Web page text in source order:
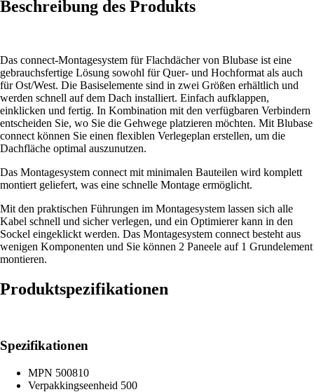
Beschreibung des Produkts
Das connect-Montagesystem für Flachdächer von Blubase ist eine
gebrauchsfertige Lösung sowohl für Quer- und Hochformat als auch
für Ost/West. Die Basiselemente sind in zwei Größen erhältlich und
werden schnell auf dem Dach installiert. Einfach aufklappen,
einklicken und fertig. In Kombination mit den verfügbaren Verbindern
entscheiden Sie, wo Sie die Gehwege platzieren möchten. Mit Blubase
connect können Sie einen flexiblen Verlegeplan erstellen, um die
Dachfläche optimal auszunutzen.
Das Montagesystem connect mit minimalen Bauteilen wird komplett
montiert geliefert, was eine schnelle Montage ermöglicht.
Mit den praktischen Führungen im Montagesystem lassen sich alle
Kabel schnell und sicher verlegen, und ein Optimierer kann in den
Sockel eingeklickt werden. Das Montagesystem connect besteht aus
wenigen Komponenten und Sie können 2 Paneele auf 1 Grundelement
montieren.
Produktspezifikationen
Spezifikationen
MPN 500810
Verpakkingseenheid 500